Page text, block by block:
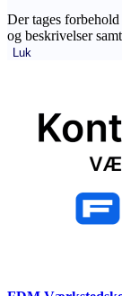
Der tages
og beskrivelser
Luk